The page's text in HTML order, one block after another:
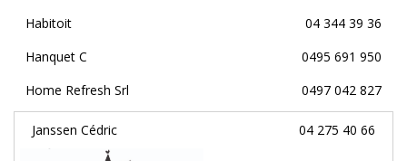
Habitoit
04 344 39 36
Hanquet C
0495 691 950
Home Refresh Srl
0497 042 827
Janssen Cédric 04 275 40 66